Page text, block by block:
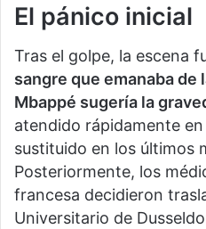
El pánico inicial
Tras el golpe, la escena
sangre que emanaba de
Mbappé sugería la
atendido rápidamente
sustituido en los últimos
Posteriormente, los
francesa decidieron
Universitario de